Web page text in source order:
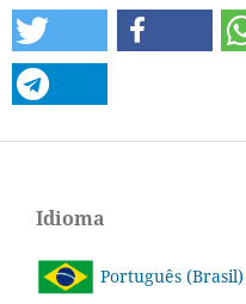
Idioma
Português (Brasil)